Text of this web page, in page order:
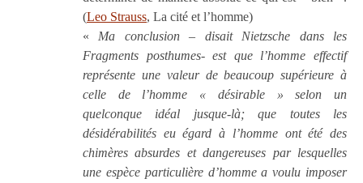
(Leo Strauss, La cité et l’homme)
« Ma conclusion – disait Nietzsche dans les
Fragments posthumes- est que l’homme effectif
représente une valeur de beaucoup supérieure à
celle de l’homme « désirable » selon un
quelconque idéal jusque-là; que toutes les
désidérabilités eu égard à l’homme ont été des
chimères absurdes et dangereuses par lesquelles
une espèce particulière d’homme a voulu imposer